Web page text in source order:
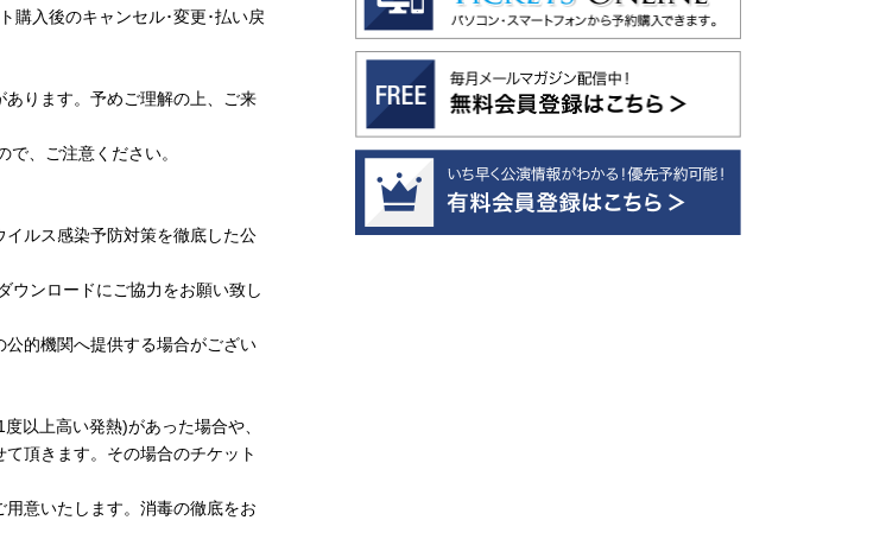
購入後のキャンセル･変更･払い戻
ります。予めご理解の上、ご来
、ご注意ください。
イルス感染予防対策を徹底した公
ウンロードにご協力をお願い致し
公的機関へ提供する場合がござい
以上高い発熱)があった場合や、
頂きます。その場合のチケット
用意いたします。消毒の徹底をお